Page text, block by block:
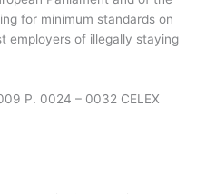
for minimum standards on
employers of illegally staying
P. 0024 – 0032 CELEX